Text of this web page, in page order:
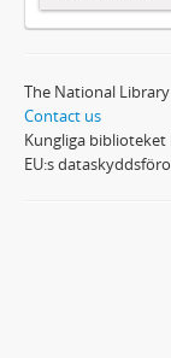
The National
Contact us
Kungliga
EU:s